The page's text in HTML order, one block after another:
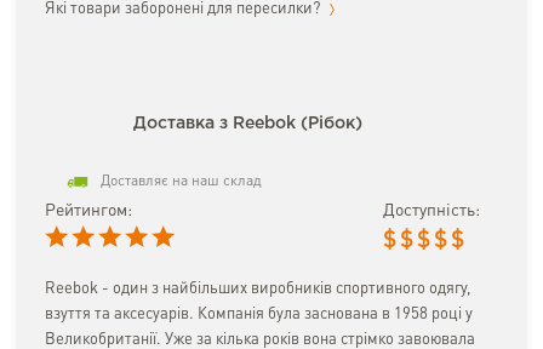
Які товари заборонені для пересилки?
Доставка з Reebok (Рібок)
Доставляє на наш склад
Рейтингом: Доступність:
$ $ $ $ $
Reebok - один з найбільших виробників спортивного одягу,
взуття та аксесуарів. Компанія була заснована в 1958 році у
Великобританії. Уже за кілька років вона стрімко завоювала